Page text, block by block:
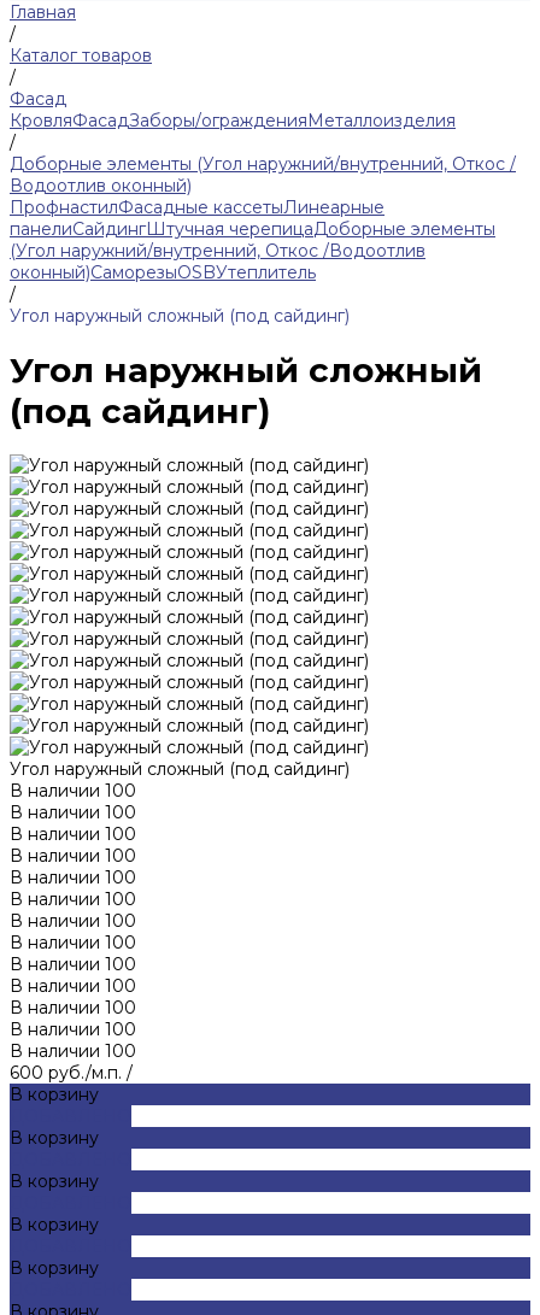
Главная
/
Каталог товаров
/
Фасад
КровляФасадЗаборы/огражденияМеталлоизделия
/
Доборные элементы (Угол наружний/внутренний, Откос /
Водоотлив оконный)
ПрофнастилФасадные кассетыЛинеарные
панелиСайдингШтучная черепицаДоборные элементы
(Угол наружний/внутренний, Откос /Водоотлив
оконный)СаморезыOSBУтеплитель
/
Угол наружный сложный (под сайдинг)
Угол наружный сложный
(под сайдинг)
Угол наружный сложный (под сайдинг)
В наличии 100
В наличии 100
В наличии 100
В наличии 100
В наличии 100
В наличии 100
В наличии 100
В наличии 100
В наличии 100
В наличии 100
В наличии 100
В наличии 100
В наличии 100
600 руб./м.п. /
В корзину
В корзину
В корзину
В корзину
В корзину